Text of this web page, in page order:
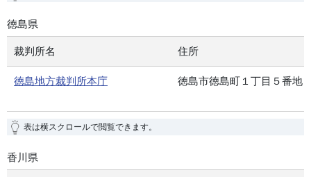
徳島県
裁判所名 住所
徳島地方裁判所本庁 徳島市徳島町１丁目５番地
表は横スクロールで閲覧できます。
香川県